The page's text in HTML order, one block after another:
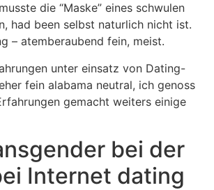
die “Maske” eines schwulen
had been selbst naturlich nicht ist.
– atemberaubend fein, meist.
unter einsatz von Dating-
fein alabama neutral, ich genoss
gemacht weiters einige
bei der
Internet dating